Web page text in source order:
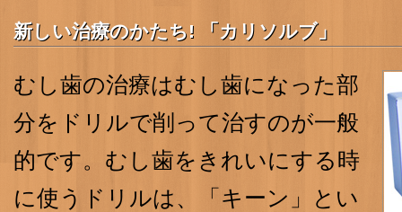
新しい治療のかたち! 「カリソルブ」
むし歯の治療はむし歯になった部
分をドリルで削って治すのが一般
的です。むし歯をきれいにする時
に使うドリルは、「キーン」とい